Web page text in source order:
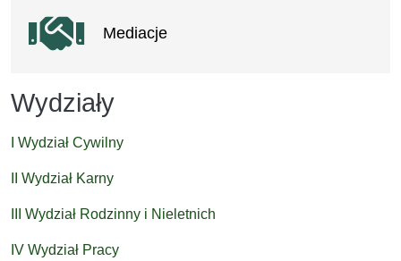
Wydziały
I Wydział Cywilny
II Wydział Karny
III Wydział Rodzinny i Nieletnich
IV Wydział Pracy
Mediacje